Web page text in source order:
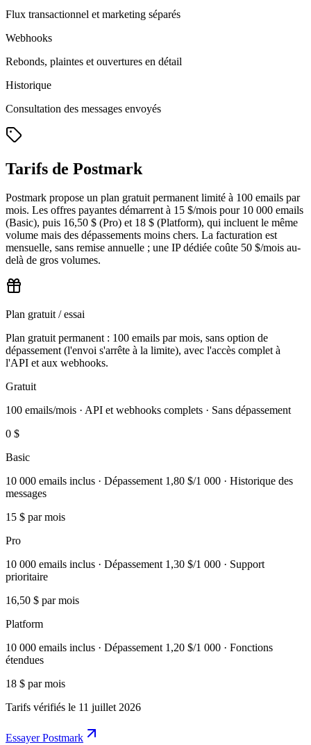
Flux transactionnel et marketing séparés
Webhooks
Rebonds, plaintes et ouvertures en détail
Historique
Consultation des messages envoyés
Tarifs de Postmark
Postmark propose un plan gratuit permanent limité à 100 emails par
mois. Les offres payantes démarrent à 15 $/mois pour 10 000 emails
(Basic), puis 16,50 $ (Pro) et 18 $ (Platform), qui incluent le même
volume mais des dépassements moins chers. La facturation est
mensuelle, sans remise annuelle ; une IP dédiée coûte 50 $/mois au-
delà de gros volumes.
Plan gratuit / essai
Plan gratuit permanent : 100 emails par mois, sans option de
dépassement (l'envoi s'arrête à la limite), avec l'accès complet à
l'API et aux webhooks.
Gratuit
100 emails/mois · API et webhooks complets · Sans dépassement
0 $
Basic
10 000 emails inclus · Dépassement 1,80 $/1 000 · Historique des
messages
15 $ par mois
Pro
10 000 emails inclus · Dépassement 1,30 $/1 000 · Support
prioritaire
16,50 $ par mois
Platform
10 000 emails inclus · Dépassement 1,20 $/1 000 · Fonctions
étendues
18 $ par mois
Tarifs vérifiés le 11 juillet 2026
Essayer Postmark